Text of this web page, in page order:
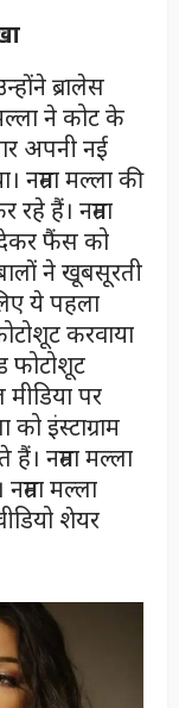
ब्रालेस
ने कोट के
अपनी नई
नम्रता मल्ला की
हैं। नम्रता
फैंस को
ने खूबसूरती
ये पहला
करवाया
फोटोशूट
मीडिया पर
इंस्टाग्राम
नम्रता मल्ला
मल्ला
शेयर